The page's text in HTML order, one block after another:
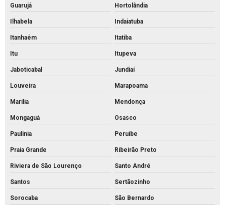
Piso de concreto valor
Piso de encaixe concreto
Piso intertravado 16 faces 8 cm
Piso intertravado 16 faces
Piso intertravado bloquete
Piso intertravado de concreto para calçadas
Piso intertravado de concreto preço m2
Piso intertravado de concreto preço
Piso intertravado de concreto retangular
Piso intertravado de concreto
Piso intertravado preço instalado
Piso intertravado preço m2 rs
Guarujá Hortolândia
Ilhabela Indaiatuba
Itanhaém Itatiba
Itu Itupeva
Jaboticabal Jundiaí
Louveira Marapoama
Marília Mendonça
Mongaguá Osasco
Paulínia Peruíbe
Praia Grande Ribeirão Preto
Riviera de São Lourenço Santo André
Santos Sertãozinho
Sorocaba São Bernardo